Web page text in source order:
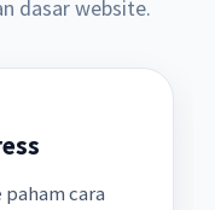
dasar website.
cara